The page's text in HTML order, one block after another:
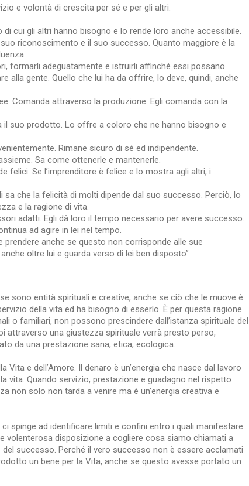
e volontà di crescita per sé e per gli altri:
cui gli altri hanno bisogno e lo rende loro anche accessibile.
riconoscimento e il suo successo. Quanto maggiore è la
formarli adeguatamente e istruirli affinché essi possano
gente. Quello che lui ha da offrire, lo deve, quindi, anche
Comanda attraverso la produzione. Egli comanda con la
il suo prodotto. Lo offre a coloro che ne hanno bisogno e
Rimane sicuro di sé ed indipendente.
Sa come ottenerle e mantenerle.
felici. Se l’imprenditore è felice e lo mostra agli altri, i
che la felicità di molti dipende dal suo successo. Perciò, lo
e la ragione di vita.
adatti. Egli dà loro il tempo necessario per avere successo.
ad agire in lei nel tempo.
anche se questo non corrisponde alle sue
oltre lui e guarda verso di lei ben disposto”
sono entità spirituali e creative, anche se ciò che le muove è
della vita ed ha bisogno di esserlo. È per questa ragione
o familiari, non possono prescindere dall’istanza spirituale del
attraverso una giustezza spirituale verrà presto perso,
da una prestazione sana, etica, ecologica.
e dell’Amore. Il denaro è un’energia che nasce dal lavoro
vita. Quando servizio, prestazione e guadagno nel rispetto
non solo non tarda a venire ma è un’energia creativa e
spinge ad identificare limiti e confini entro i quali manifestare
volenterosa disposizione a cogliere cosa siamo chiamati a
successo. Perché il vero successo non è essere acclamati
un bene per la Vita, anche se questo avesse portato un